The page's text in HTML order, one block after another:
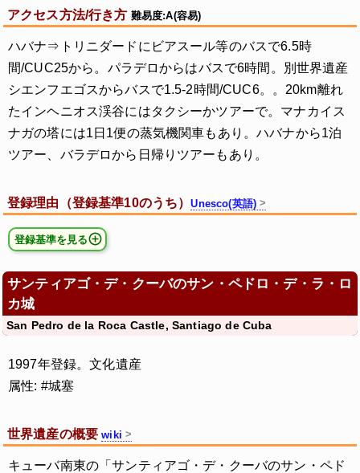
アクセス方法/行き方 難易度:A(容易)
ハバナ⇒トリニダードにビアスール等のバスで6.5時
間/CUC25から。パラデロからはバスで6時間。別世界遺産
シエンフエゴスからバスで1.5-2時間/CUC6。。20km離れ
たインヘニオス渓谷にはタクシーかツアーで。マナカイス
ナガの塔には1日1便の蒸気機関車もあり。ハバナから1泊
ツアー、バラデロから日帰りツアーもあり。
登録理由（登録基準10のうち）Unesco(英語)
登録基準を見る
サンティアゴ・デ・クーバのサン・ペドロ・デ・ラ・ロ
カ城
San Pedro de la Roca Castle, Santiago de Cuba
1997年登録。文化遺産
属性: #城塞
世界遺産の概要wiki
キューバ南東の「サンティアゴ・デ・クーバのサン・ペド